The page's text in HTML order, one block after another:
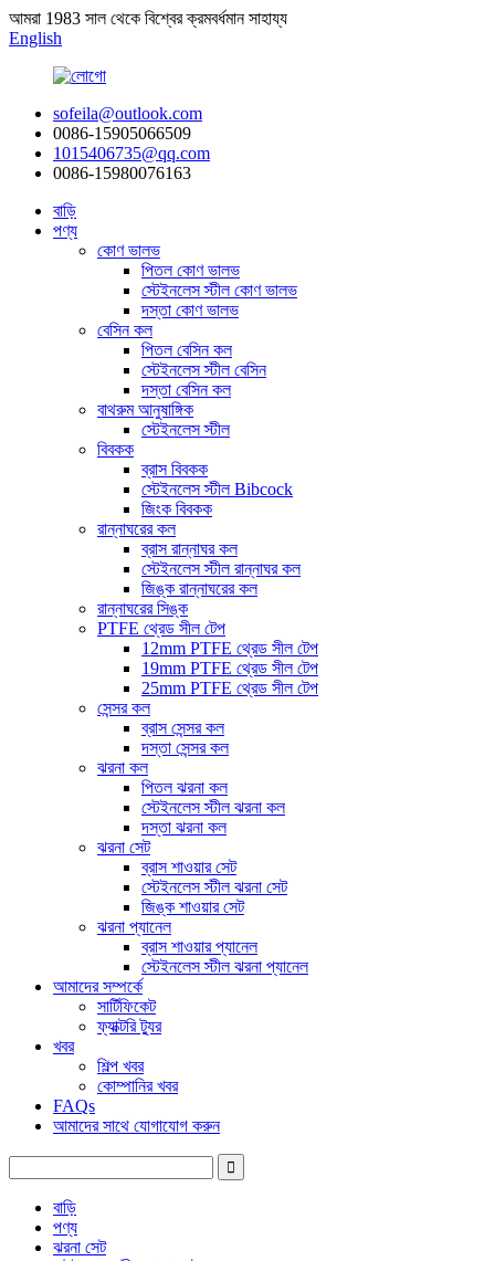
আমরা 1983 সাল থেকে বিশ্বের ক্রমবর্ধমান সাহায্য
English
sofeila@outlook.com
0086-15905066509
1015406735@qq.com
0086-15980076163
বাড়ি
পণ্য
কোণ ভালভ
পিতল কোণ ভালভ
স্টেইনলেস স্টীল কোণ ভালভ
দস্তা কোণ ভালভ
বেসিন কল
পিতল বেসিন কল
স্টেইনলেস স্টীল বেসিন
দস্তা বেসিন কল
বাথরুম আনুষাঙ্গিক
স্টেইনলেস স্টীল
বিবকক
ব্রাস বিবকক
স্টেইনলেস স্টীল Bibcock
জিংক বিবকক
রান্নাঘরের কল
ব্রাস রান্নাঘর কল
স্টেইনলেস স্টীল রান্নাঘর কল
জিঙ্ক রান্নাঘরের কল
রান্নাঘরের সিঙ্ক
PTFE থ্রেড সীল টেপ
12mm PTFE থ্রেড সীল টেপ
19mm PTFE থ্রেড সীল টেপ
25mm PTFE থ্রেড সীল টেপ
সেন্সর কল
ব্রাস সেন্সর কল
দস্তা সেন্সর কল
ঝরনা কল
পিতল ঝরনা কল
স্টেইনলেস স্টীল ঝরনা কল
দস্তা ঝরনা কল
ঝরনা সেট
ব্রাস শাওয়ার সেট
স্টেইনলেস স্টীল ঝরনা সেট
জিঙ্ক শাওয়ার সেট
ঝরনা প্যানেল
ব্রাস শাওয়ার প্যানেল
স্টেইনলেস স্টীল ঝরনা প্যানেল
আমাদের সম্পর্কে
সার্টিফিকেট
ফ্যাক্টরি ট্যুর
খবর
শিল্প খবর
কোম্পানির খবর
FAQs
আমাদের সাথে যোগাযোগ করুন
বাড়ি
পণ্য
ঝরনা সেট